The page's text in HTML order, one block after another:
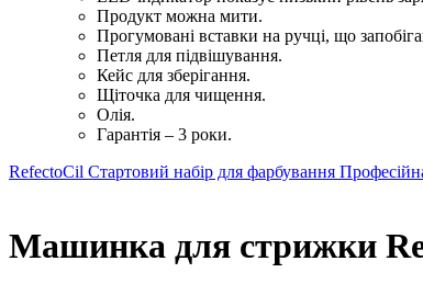
Продукт можна мити.
Прогумовані вставки на ручці, що
Петля для підвішування.
Кейс для зберігання.
Щіточка для чищення.
Олія.
Гарантія – 3 роки.
RefectoCil Стартовий набір для фарбування
Машинка для стрижки